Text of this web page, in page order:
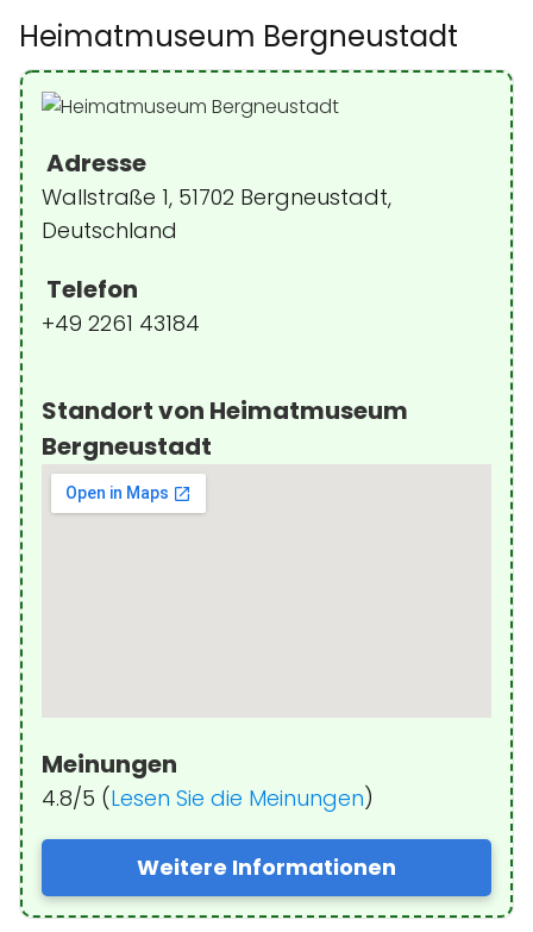
Heimatmuseum Bergneustadt
Adresse
Wallstraße 1, 51702 Bergneustadt,
Deutschland
Telefon
+49 2261 43184
Standort von Heimatmuseum
Bergneustadt
Meinungen
4.8/5 (Lesen Sie die Meinungen)
Weitere Informationen